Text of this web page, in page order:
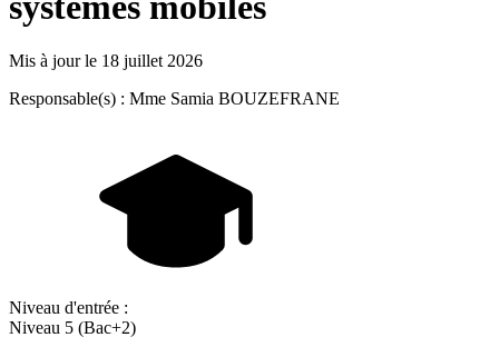
Mis à jour le 18 juillet 2026
Responsable(s) : Mme Samia BOUZEFRANE
Niveau d'entrée :
Niveau 5 (Bac+2)